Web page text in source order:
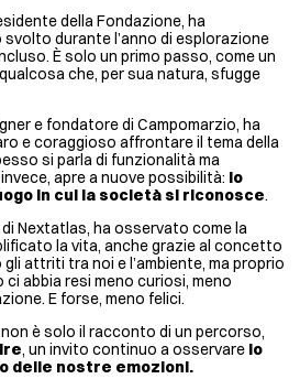
della Fondazione, ha
durante l’anno di esplorazione
È solo un primo passo, come un
che, per sua natura, sfugge
e fondatore di Campomarzio, ha
e coraggioso affrontare il tema della
si parla di funzionalità ma
apre a nuove possibilità: lo
in cui la società si riconosce.
di Nextatlas, ha osservato come la
la vita, anche grazie al concetto
attriti tra noi e l’ambiente, ma proprio
abbia resi meno curiosi, meno
E forse, meno felici.
è solo il racconto di un percorso,
, un invito continuo a osservare lo
delle nostre emozioni.